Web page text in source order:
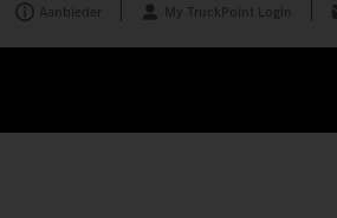
Aanbieder My TruckPoint Login